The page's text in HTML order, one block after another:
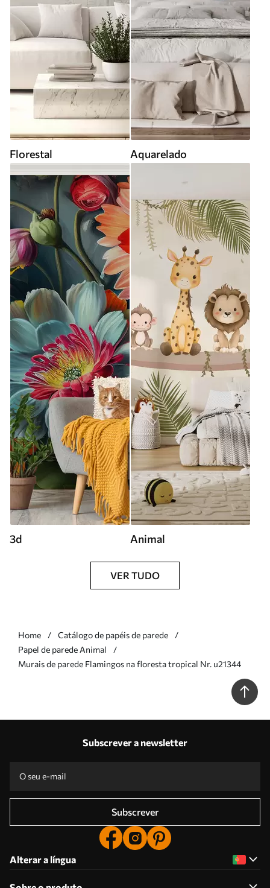
Florestal Aquarelado
3d Animal
VER TUDO
Home
Catálogo de papéis de parede
Papel de parede Animal
Murais de parede Flamingos na floresta tropical Nr. u21344
Subscrever a newsletter
Subscrever
Alterar a língua